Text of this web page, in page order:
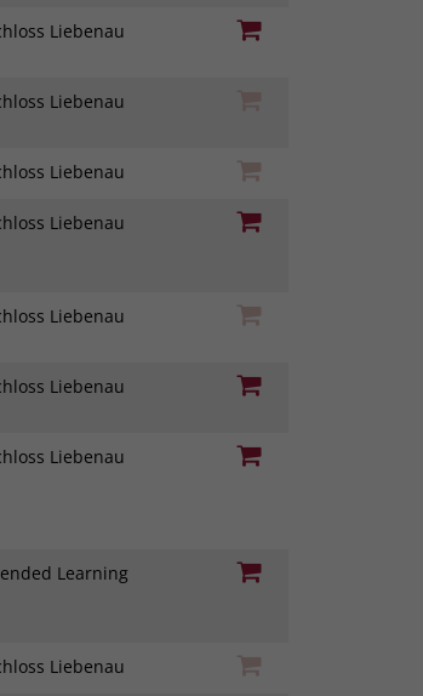
Liebenau
Liebenau
Liebenau
Liebenau
Liebenau
Liebenau
Liebenau
Learning
Liebenau